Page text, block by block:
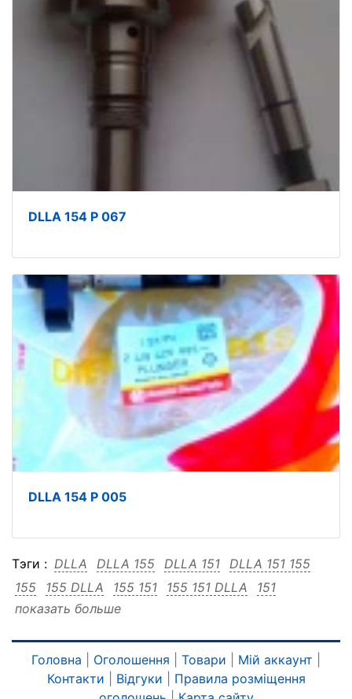
DLLA 154 P 067
DLLA 154 P 005
Тэги : DLLA DLLA 155 DLLA 151 DLLA 151 155
155
155 DLLA 155 151 155 151 DLLA
151
151 DLLA
151 155
показать больше
Головна Оголошення Товари Мій аккаунт
Контакти
Відгуки
Правила розміщення